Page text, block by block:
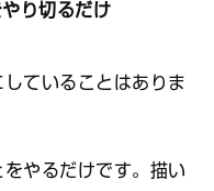
り切るだけ
ていることはありま
やるだけです。描い